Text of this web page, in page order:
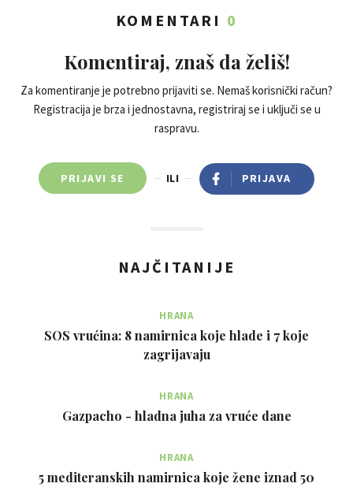
KOMENTARI 0
Komentiraj, znaš da želiš!
Za komentiranje je potrebno prijaviti se. Nemaš korisnički račun?
Registracija je brza i jednostavna, registriraj se i uključi se u
raspravu.
PRIJAVI SE ILI PRIJAVA
NAJČITANIJE
HRANA
SOS vrućina: 8 namirnica koje hlade i 7 koje
zagrijavaju
HRANA
Gazpacho - hladna juha za vruće dane
HRANA
5 mediteranskih namirnica koje žene iznad 50